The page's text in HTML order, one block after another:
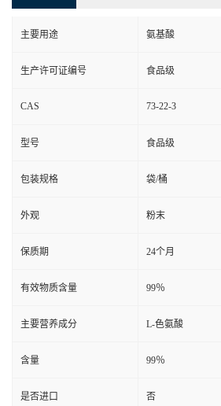
主要用途 氨基酸
生产许可证编号 食品级
CAS 73-22-3
型号 食品级
包装规格 袋/桶
外观 粉末
保质期 24个月
有效物质含量 99％
主要营养成分 L-色氨酸
含量 99％
是否进口 否